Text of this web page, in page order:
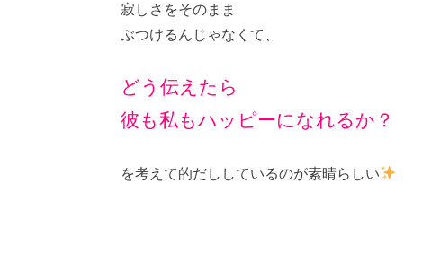
寂しさをそのまま
ぶつけるんじゃなくて、
どう伝えたら
彼も私もハッピーになれるか？
を考えて的だししているのが素晴らしい